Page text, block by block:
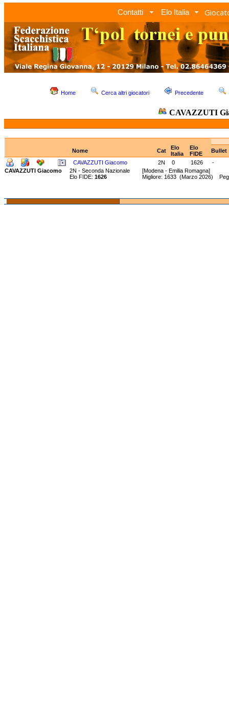
Contatti Elo Italia
Home Cerca altri giocatori Precedente
CAVAZZUTI
Nome Cat
Elo
Italia
Elo
FIDE
Bullet
CAVAZZUTI Giacomo
2N 0 1626
-
CAVAZZUTI Giacomo
2N - Seconda Nazionale [Modena - Emilia Romagna]
Elo FIDE: 1626 Migliore: 1633 (Marzo 2026)